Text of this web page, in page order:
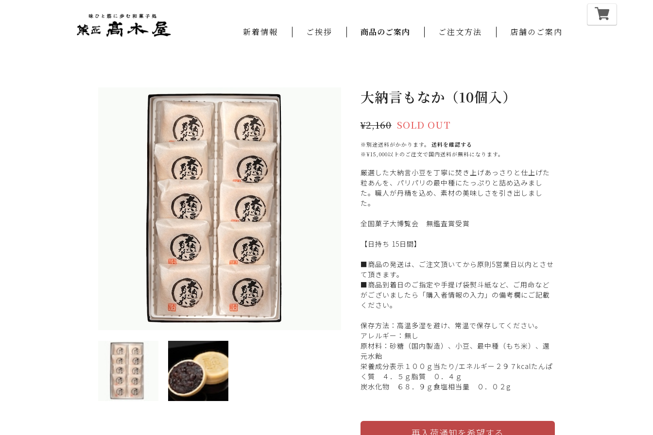
新着情報 ご挨拶 商品のご案内 ご注文方法 店舗のご案内
大納言もなか（10個入）
¥2,160 SOLD OUT
※別途送料がかかります。
送料を確認する
※¥15,000以上のご注文で国内送料が無料になります。
厳選した大納言小豆を丁寧に焚き上げあっさりと仕上げた
粒あんを、パリパリの最中種にたっぷりと詰め込みまし
た。職人が丹精を込め、素材の美味しさを引き出しまし
た。
全国菓子大博覧会 無鑑査賞受賞
【日持ち 15日間】
■商品の発送は、ご注文頂いてから原則5営業日以内とさせ
て頂きます。
■商品到着日のご指定や手提げ袋熨斗紙など、ご用命など
がございましたら「購入者情報の入力」の備考欄にご記載
ください。
保存方法：高温多湿を避け、常温で保存してください。
アレルギー：無し
原材料：砂糖（国内製造）、小豆、最中種（もち米）、還
元水飴
栄養成分表示１００ｇ当たり/エネルギー２９７kcalたんぱ
く質 ４．５ｇ脂質 ０．４ｇ
炭水化物 ６８．９ｇ食塩相当量 ０．０２g